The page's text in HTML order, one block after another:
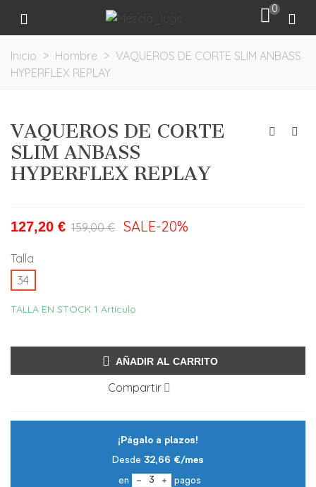
0
Inicio > Hombre > VAQUEROS DE CORTE SLIM ANBASS
HYPERFLEX REPLAY
VAQUEROS DE CORTE
SLIM ANBASS
HYPERFLEX REPLAY
127,20 € 159,00 € SALE-20%
Talla
34
TALLA EN STOCK 1 Artículo
AÑADIR AL CARRITO
Compartir